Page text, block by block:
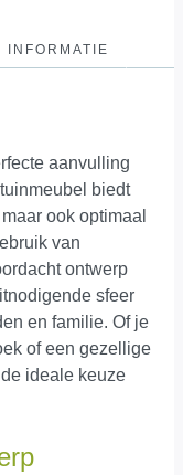
INFORMATIE
aanvulling
biedt
ook optimaal
van
ontwerp
sfeer
en familie. Of je
of een gezellige
ideale keuze